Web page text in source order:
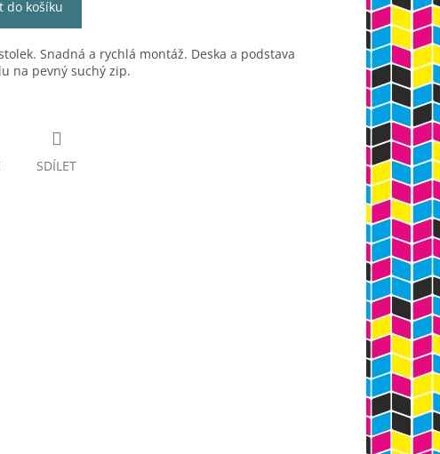
do košíku
Snadná a rychlá montáž. Deska a podstava
na pevný suchý zip.
SDÍLET